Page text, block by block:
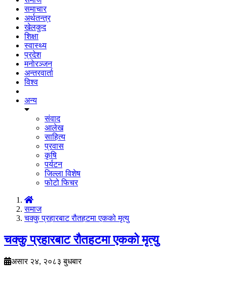
समाचार
अर्थतन्त्र
खेलकुद
शिक्षा
स्वास्थ्य
प्रदेश
मनाेरञ्जन
अन्तरवार्ता
विश्व
अन्य
संवाद
आलेख
साहित्य
प्रवास
कृषि
पर्यटन
जिल्ला विशेष
फोटो फिचर
समाज
चक्कु प्रहारबाट रौतहटमा एकको मृत्यु
चक्कु प्रहारबाट रौतहटमा एकको मृत्यु
असार २४, २०८३ बुधबार